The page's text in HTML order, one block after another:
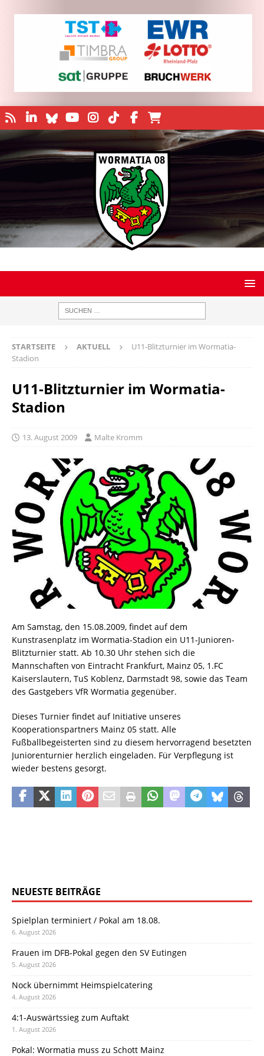
STARTSEITE AKTUELL
U11-Blitzturnier im Wormatia-
Stadion
U11-Blitzturnier im Wormatia-
Stadion
13. August 2009 Malte Kromm
Am Samstag, den 15.08.2009, findet auf dem
Kunstrasenplatz im Wormatia-Stadion ein U11-Junioren-
Blitzturnier statt. Ab 10.30 Uhr stehen sich die
Mannschaften von Eintracht Frankfurt, Mainz 05, 1.FC
Kaiserslautern, TuS Koblenz, Darmstadt 98, sowie das Team
des Gastgebers VfR Wormatia gegenüber.
Dieses Turnier findet auf Initiative unseres
Kooperationspartners Mainz 05 statt. Alle
Fußballbegeisterten sind zu diesem hervorragend besetzten
Juniorenturnier herzlich eingeladen. Für Verpflegung ist
wieder bestens gesorgt.
NEUESTE BEITRÄGE
Spielplan terminiert / Pokal am 18.08.
6. August 2026
Frauen im DFB-Pokal gegen den SV Eutingen
5. August 2026
Nock übernimmt Heimspielcatering
4. August 2026
4:1-Auswärtssieg zum Auftakt
1. August 2026
Pokal: Wormatia muss zu Schott Mainz